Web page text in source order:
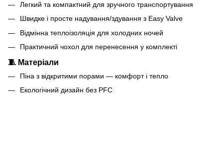
Легкий та компактний для зручного транспортування
Швидке і просте надування/здування з Easy Valve
Відмінна теплоізоляція для холодних ночей
Практичний чохол для перенесення у комплекті
🧵 Матеріали
Піна з відкритими порами — комфорт і тепло
Екологічний дизайн без PFC